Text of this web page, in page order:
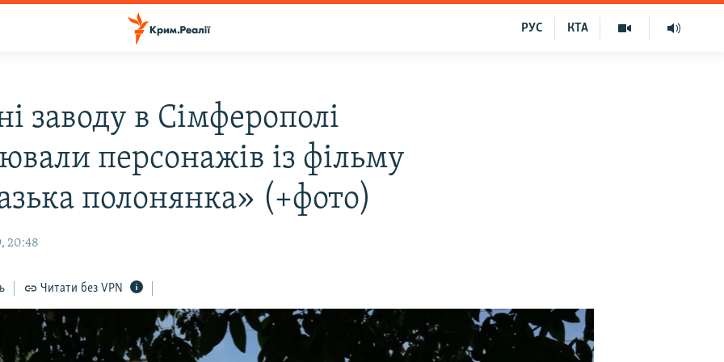
КТА
РУС
заводу в Сімферополі
персонажів із фільму
полонянка» (+фото)
20:48
Читати без VPN